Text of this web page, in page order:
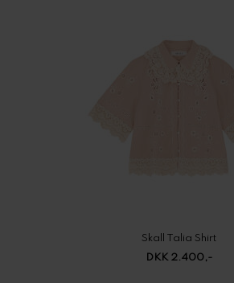
Skall Talia Shirt
DKK 2.400,-